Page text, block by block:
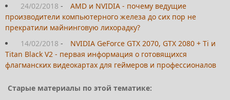
24/02/2018 -
AMD и NVIDIA - почему ведущие
производители компьютерного железа до сих пор не
прекратили майнинговую лихорадку?
14/02/2018 -
NVIDIA GeForce GTX 2070, GTX 2080 + Ti и
Titan Black V2 - первая информация о готовящихся
флагманских видеокартах для геймеров и профессионалов
Старые материалы по этой тематике: